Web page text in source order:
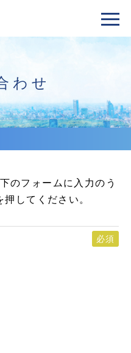
わせ
のフォームに入力のう
してください。
必須